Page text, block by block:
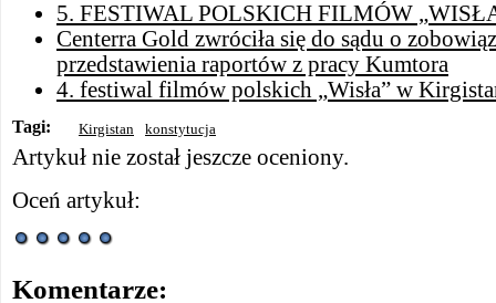
5. FESTIWAL POLSKICH FILMÓW
Centerra Gold zwróciła się do sądu o
przedstawienia raportów z pracy Kumtora
4. festiwal filmów polskich „Wisła” w
Tagi: Kirgistan konstytucja
Artykuł nie został jeszcze oceniony.
Oceń artykuł:
Komentarze: